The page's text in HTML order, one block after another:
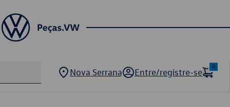
Nova Serrana Entre/registre-se
0